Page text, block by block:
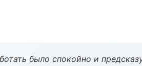
было спокойно и